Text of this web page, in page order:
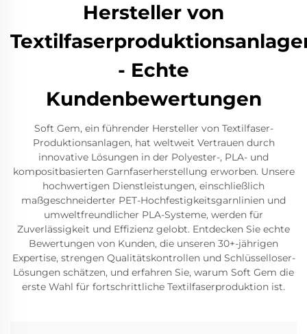
Hersteller von
- Echte
Kundenbewertungen
Soft Gem, ein führender Hersteller von Textilfaser-
Produktionsanlagen, hat weltweit Vertrauen durch
innovative Lösungen in der Polyester-, PLA- und
kompositbasierten Garnfaserherstellung erworben. Unsere
hochwertigen Dienstleistungen, einschließlich
maßgeschneiderter PET-Hochfestigkeitsgarnlinien und
umweltfreundlicher PLA-Systeme, werden für
Zuverlässigkeit und Effizienz gelobt. Entdecken Sie echte
Bewertungen von Kunden, die unseren 30+-jährigen
Expertise, strengen Qualitätskontrollen und Schlüsselloser-
Lösungen schätzen, und erfahren Sie, warum Soft Gem die
erste Wahl für fortschrittliche Textilfaserproduktion ist.